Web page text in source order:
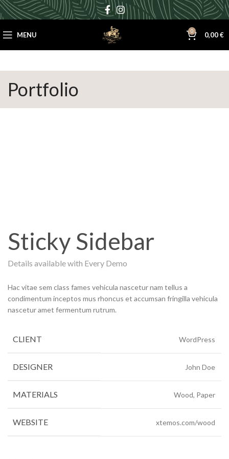
MENU 0 0,00€
Portfolio
Sticky Sidebar
Details available with Every Demo
Hac vitae sem class fames vehicula nascetur nam tellus a
condimentum inceptos mus rhoncus et accumsan fringilla vehicula
nascetur amet fermentum rutrum.
CLIENT WordPress
DESIGNER John Doe
MATERIALS Wood, Paper
WEBSITE xtemos.com/wood